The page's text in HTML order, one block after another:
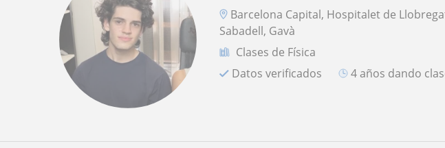
Barcelona Capital, Hospitalet de
Sabadell, Gavà
Clases de Física
Datos verificados
4 años dando